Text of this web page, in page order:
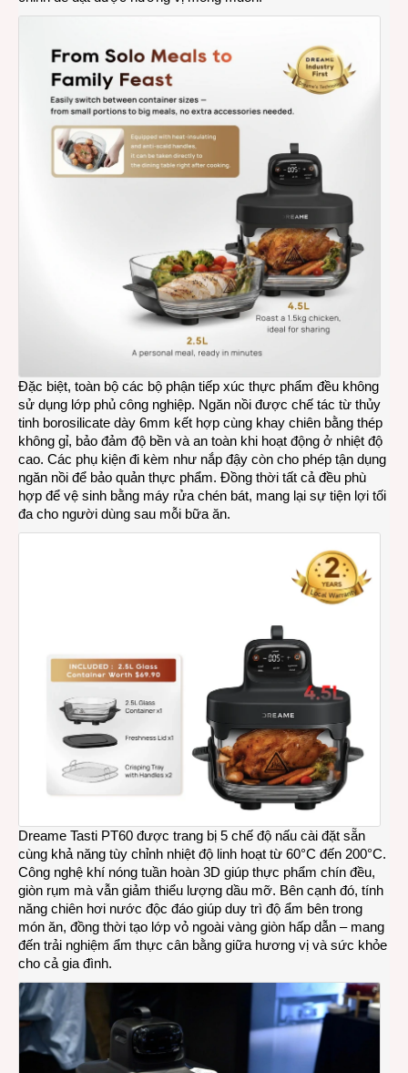
Đặc biệt, toàn bộ các bộ phận tiếp xúc thực phẩm đều không
sử dụng lớp phủ công nghiệp. Ngăn nồi được chế tác từ thủy
tinh borosilicate dày 6mm kết hợp cùng khay chiên bằng thép
không gỉ, bảo đảm độ bền và an toàn khi hoạt động ở nhiệt độ
cao. Các phụ kiện đi kèm như nắp đậy còn cho phép tận dụng
ngăn nồi để bảo quản thực phẩm. Đồng thời tất cả đều phù
hợp để vệ sinh bằng máy rửa chén bát, mang lại sự tiện lợi tối
đa cho người dùng sau mỗi bữa ăn.
Dreame Tasti PT60 được trang bị 5 chế độ nấu cài đặt sẵn
cùng khả năng tùy chỉnh nhiệt độ linh hoạt từ 60°C đến 200°C.
Công nghệ khí nóng tuần hoàn 3D giúp thực phẩm chín đều,
giòn rụm mà vẫn giảm thiểu lượng dầu mỡ. Bên cạnh đó, tính
năng chiên hơi nước độc đáo giúp duy trì độ ẩm bên trong
món ăn, đồng thời tạo lớp vỏ ngoài vàng giòn hấp dẫn – mang
đến trải nghiệm ẩm thực cân bằng giữa hương vị và sức khỏe
cho cả gia đình.